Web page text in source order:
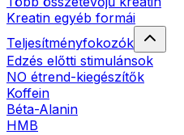
Kreatin egyéb formái
Teljesítményfokozók
Edzés előtti stimulánsok
NO étrend-kiegészítők
Koffein
Béta-Alanin
HMB